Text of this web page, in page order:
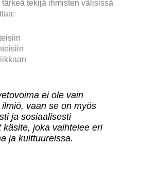
tekijä ihmisten välisissä
ei ole vain
vaan se on myös
ja sosiaalisesti
käsite, joka vaihtelee eri
ja kulttuureissa.